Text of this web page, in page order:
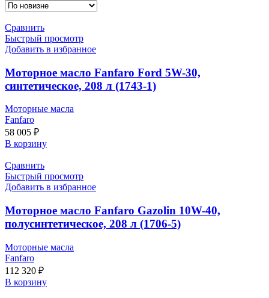
Сравнить
Быстрый просмотр
Добавить в избранное
Моторное масло Fanfaro Ford 5W-30,
синтетическое, 208 л (1743-1)
Моторные масла
Fanfaro
58 005 ₽
В корзину
Сравнить
Быстрый просмотр
Добавить в избранное
Моторное масло Fanfaro Gazolin 10W-40,
полусинтетическое, 208 л (1706-5)
Моторные масла
Fanfaro
112 320 ₽
В корзину